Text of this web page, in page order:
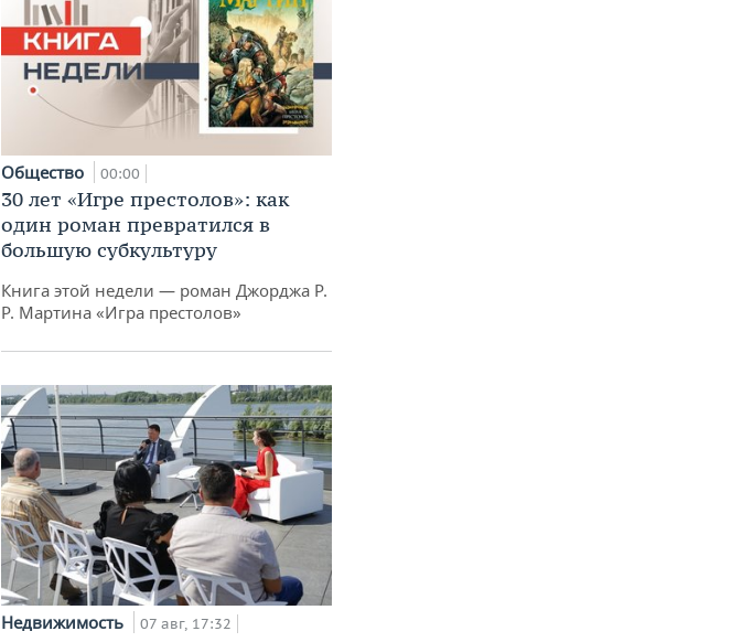
Общество 00:00
30 лет «Игре престолов»: как
один роман превратился в
большую субкультуру
Книга этой недели — роман Джорджа Р.
Р. Мартина «Игра престолов»
Недвижимость 07 авг, 17:32